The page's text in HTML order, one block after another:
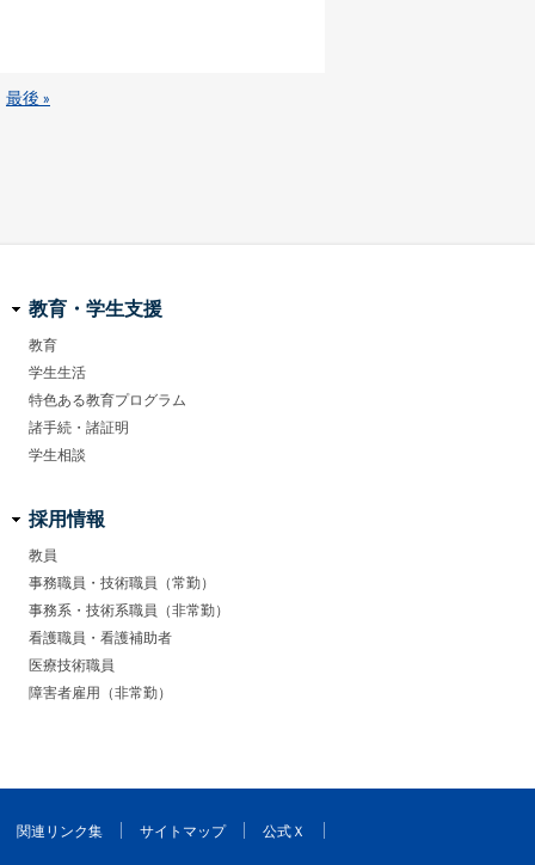
最
最後 »
教育・学生支援
教育
学生生活
特色ある教育プログラム
諸手続・諸証明
学生相談
採用情報
教員
事務職員・技術職員（常勤）
事務系・技術系職員（非常勤）
看護職員・看護補助者
医療技術職員
障害者雇用（非常勤）
関連リンク集 サイトマップ 公式Ｘ